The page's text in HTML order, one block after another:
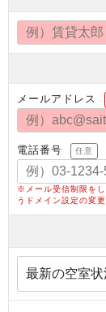
メールアドレス
電話番号 任意
※メール受信制限を
うドメイン設定の変